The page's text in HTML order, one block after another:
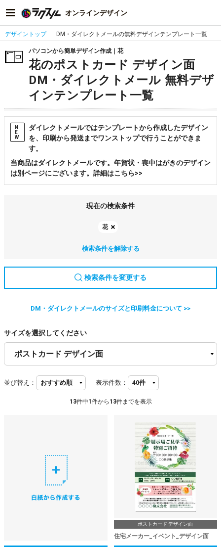
オンラインデザイン
デザイントップ DM・ダイレクトメールの無料デザインテンプレート一覧
パソコンから簡単デザイン作成｜花
花のポストカード デザイン面
DM・ダイレクトメール 無料デザ
インテンプレート一覧
N
E
W
ダイレクトメールではテンプレートから作成したデザイン
を、印刷から発送までワンストップで行うことができま
す。
当商品はダイレクトメールです。年賀状・喪中はがきのデザイン
は別ページにございます。詳細はこちら>>
現在の検索条件
花
検索条件を解除する
検索条件を変更する
DM・ダイレクトメールのサイズと印刷料金について >>
サイズを選択してください
並び替え： 表示件数：
13件中1 件から 13件までを表示
ポストカード デザイン面
住宅メーカー_イベント_デザイン面